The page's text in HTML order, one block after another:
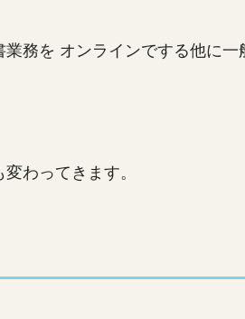
務を オンラインでする他に一
わってきます。